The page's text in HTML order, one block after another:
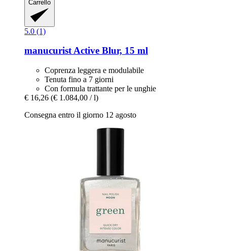
Carrello
5.0 (1)
manucuristActive Blur, 15 ml
Coprenza leggera e modulabile
Tenuta fino a 7 giorni
Con formula trattante per le unghie
€ 16,26 (€ 1.084,00 / l)
Consegna entro il giorno 12 agosto